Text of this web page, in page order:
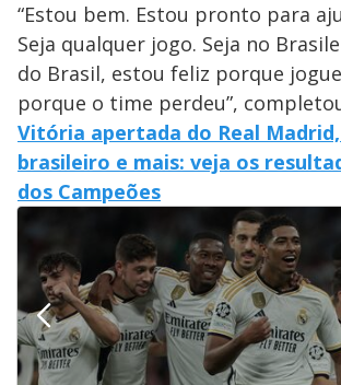
“Estou bem. Estou pronto para
Seja qualquer jogo. Seja no
do Brasil, estou feliz porque
porque o time perdeu”,
Vitória apertada do Real
brasileiro e mais: veja os
dos Campeões